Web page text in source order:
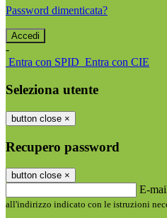
Password dimenticata?
-
Entra con SPID Entra con CIE
Seleziona utente
button close ×
Recupero password
button close ×
E-
all'indirizzo indicato con le istruzioni